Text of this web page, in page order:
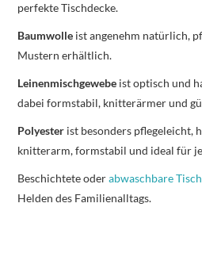
perfekte Tischdecke.
Baumwolle ist angenehm natürlich,
Mustern erhältlich.
Leinenmischgewebe ist optisch und
dabei formstabil, knitterärmer und
Polyester ist besonders pflegeleicht,
knitterarm, formstabil und ideal für
Beschichtete oderabwaschbare
Helden des Familienalltags.